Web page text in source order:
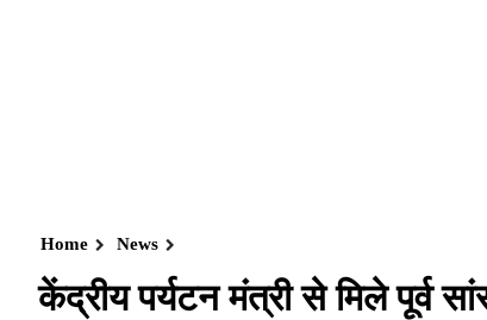
Home News
केंद्रीय पर्यटन मंत्री से मिले पूर्व